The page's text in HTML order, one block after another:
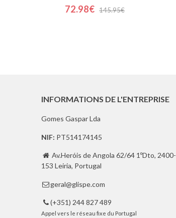
72.98€ 145.95€
INFORMATIONS DE L'ENTREPRISE
Gomes Gaspar Lda
NIF: PT514174145
 Av.Heróis de Angola 62/64 1ºDto, 2400-
153 Leiria, Portugal
 geral@glispe.com
 (+351) 244 827 489
Appel vers le réseau fixe du Portugal